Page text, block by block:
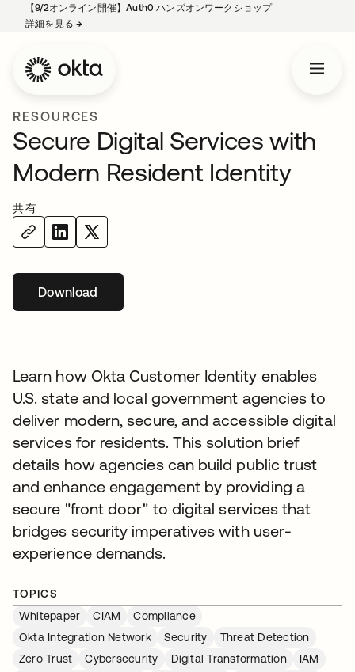
【9/2オンライン開催】Auth0 ハンズオンワークショップ
詳細を見る→
RESOURCES
Secure Digital Services with
Modern Resident Identity
共有
Download新しいタブで開く
Learn how Okta Customer Identity enables
U.S. state and local government agencies to
deliver modern, secure, and accessible digital
services for residents. This solution brief
details how agencies can build public trust
and enhance engagement by providing a
secure "front door" to digital services that
bridges security imperatives with user-
experience demands.
TOPICS
Whitepaper
CIAM
Compliance
Okta Integration Network
Security
Threat Detection
Zero Trust
Cybersecurity Digital Transformation
IAM